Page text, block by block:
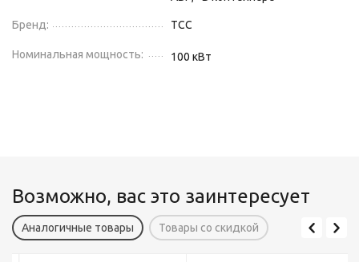
Бренд: ТСС
Номинальная мощность: 100 кВт
Возможно, вас это заинтересует
Аналогичные товары Товары со скидкой